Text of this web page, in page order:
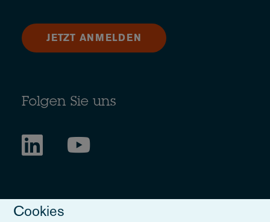
JETZT ANMELDEN
Folgen Sie uns
Cookies